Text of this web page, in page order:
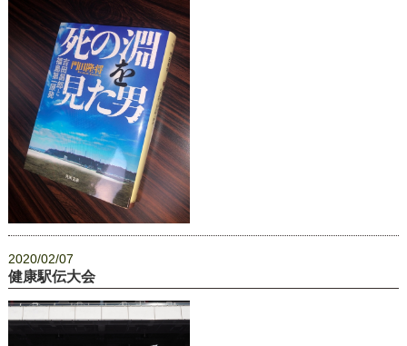
2020/02/07
健康駅伝大会